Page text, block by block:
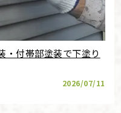
・付帯部塗装で下塗り
2026/07/11